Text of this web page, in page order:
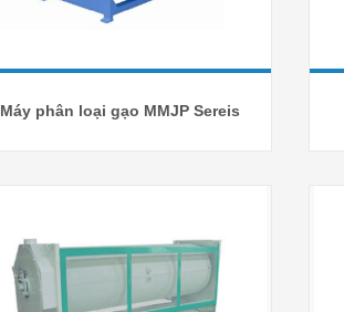
Máy phân loại gạo MMJP Sereis